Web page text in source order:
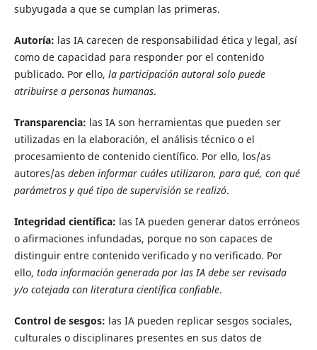
subyugada a que se cumplan las primeras.
Autoría: las IA carecen de responsabilidad ética y legal, así
como de capacidad para responder por el contenido
publicado. Por ello, la participación autoral solo puede
atribuirse a personas humanas.
Transparencia: las IA son herramientas que pueden ser
utilizadas en la elaboración, el análisis técnico o el
procesamiento de contenido científico. Por ello, los/as
autores/as deben informar cuáles utilizaron, para qué, con qué
parámetros y qué tipo de supervisión se realizó.
Integridad científica: las IA pueden generar datos erróneos
o afirmaciones infundadas, porque no son capaces de
distinguir entre contenido verificado y no verificado. Por
ello, toda información generada por las IA debe ser revisada
y/o cotejadacon literatura científica confiable.
Control de sesgos: las IA pueden replicar sesgos sociales,
culturales o disciplinares presentes en sus datos de